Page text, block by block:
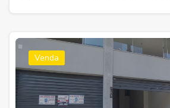
Venda